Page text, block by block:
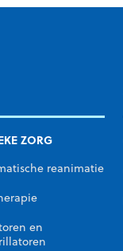
ZORG
reanimatie
en